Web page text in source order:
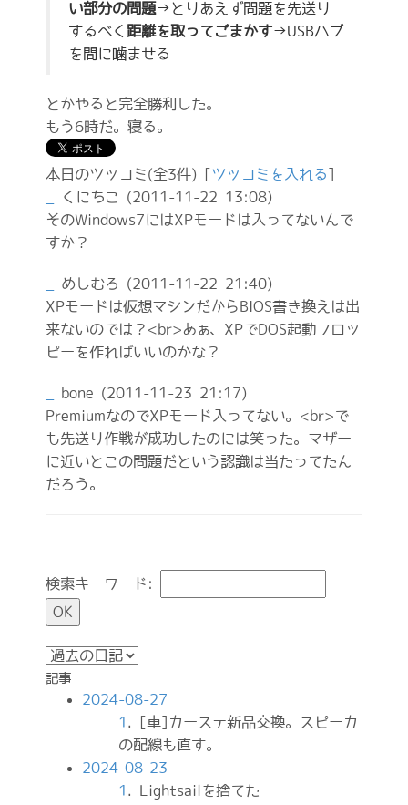
い部分の問題→とりあえず問題を先送り
するべく 距離を取ってごまかす→USBハブ
を間に噛ませる
とかやると完全勝利した。
もう6時だ。寝る。
本日のツッコミ(全3件) [ ツッコミを入れる
くにちこ
(2011-11-22 13:08)
そのWindows7にはXPモードは入ってないんで
すか？
めしむろ
(2011-11-22 21:40)
XPモードは仮想マシンだからBIOS書き換えは出
来ないのでは？<br>あぁ、XPでDOS起動フロッ
ピーを作ればいいのかな？
bone
(2011-11-23 21:17)
PremiumなのでXPモード入ってない。<br>で
も先送り作戦が成功したのには笑った。マザー
に近いとこの問題だという認識は当たってたん
だろう。
検索キーワード:
記事
2024-08-27
1 . [車]カーステ新品交換。スピーカ
の配線も直す。
2024-08-23
1 . Lightsailを捨てた